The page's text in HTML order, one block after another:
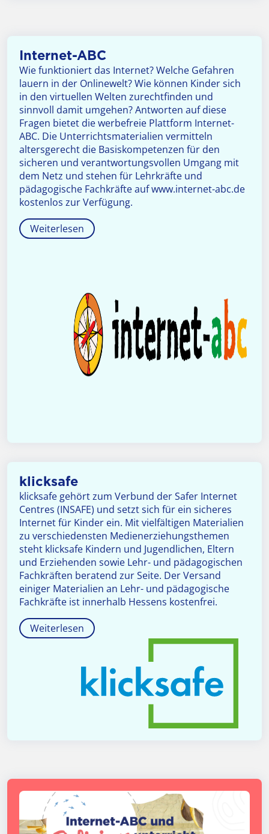
Internet-ABC
Wie funktioniert das Internet? Welche Gefahren
lauern in der Onlinewelt? Wie können Kinder sich
in den virtuellen Welten zurechtfinden und
sinnvoll damit umgehen? Antworten auf diese
Fragen bietet die werbefreie Plattform Internet-
ABC. Die Unterrichtsmaterialien vermitteln
altersgerecht die Basiskompetenzen für den
sicheren und verantwortungsvollen Umgang mit
dem Netz und stehen für Lehrkräfte und
pädagogische Fachkräfte auf www.internet-abc.de
kostenlos zur Verfügung.
Weiterlesen
klicksafe
klicksafe gehört zum Verbund der Safer Internet
Centres (INSAFE) und setzt sich für ein sicheres
Internet für Kinder ein. Mit vielfältigen Materialien
zu verschiedensten Medienerziehungsthemen
steht klicksafe Kindern und Jugendlichen, Eltern
und Erziehenden sowie Lehr- und pädagogischen
Fachkräften beratend zur Seite. Der Versand
einiger Materialien an Lehr- und pädagogische
Fachkräfte ist innerhalb Hessens kostenfrei.
Weiterlesen